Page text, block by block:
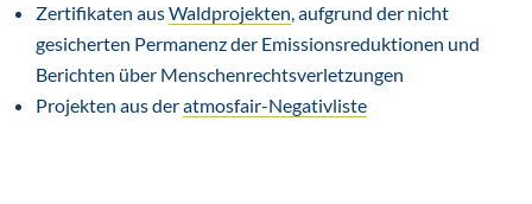
Zertifikaten ausWaldprojekten, aufgrund der nicht
gesicherten Permanenz der Emissionsreduktionen und
Berichten über Menschenrechtsverletzungen
Projekten aus deratmosfair-Negativliste